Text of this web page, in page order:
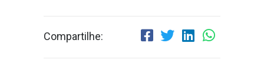
Compartilhe: